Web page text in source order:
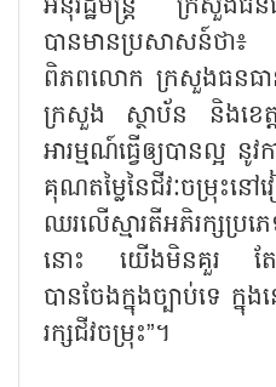
បានមានប្រសាសន៍ថា៖
ពិភពលោក ក្រសួងធនធាន
ក្រសួង ស្ថាប័ន និងខេ
អារម្មណ៍ធ្វើឲ្យបានល្អ នូវ
គុណតម្លៃនៃជីវៈចម្
ឈរលើស្មារតីអភិរក្សប្រភ
នោះ យើងមិនគួរ តែប្រ
បានចែងក្នុងច្បាប់ទេ ក្នុ
រក្សជីវចម្រុះ”។